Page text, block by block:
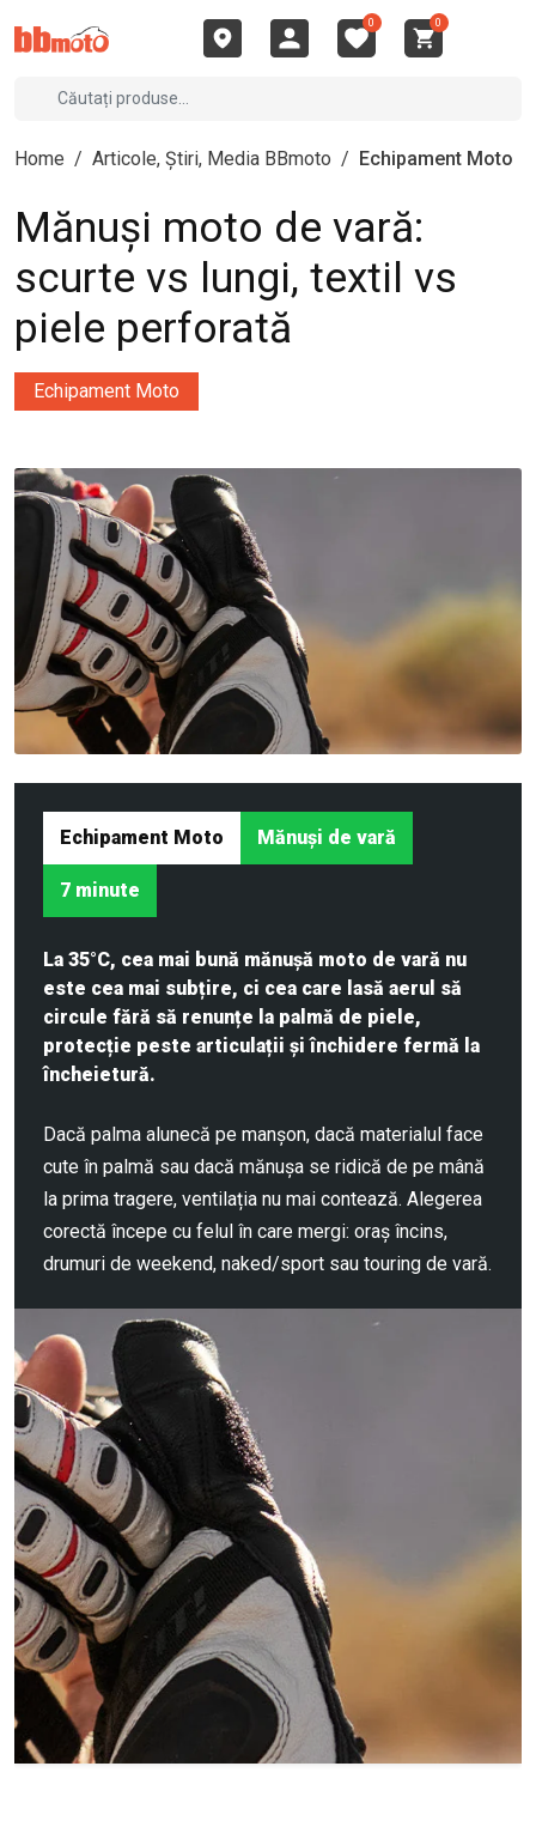
0 0
Home / Articole, Știri, Media BBmoto / Echipament Moto
Mănuși moto de vară:
scurte vs lungi, textil vs
piele perforată
Echipament Moto
Echipament Moto Mănuși de vară
7 minute
La 35°C, cea mai bună mănușă moto de vară nu
este cea mai subțire, ci cea care lasă aerul să
circule fără să renunțe la palmă de piele,
protecție peste articulații și închidere fermă la
încheietură.
Dacă palma alunecă pe manșon, dacă materialul face
cute în palmă sau dacă mănușa se ridică de pe mână
la prima tragere, ventilația nu mai contează. Alegerea
corectă începe cu felul în care mergi: oraș încins,
drumuri de weekend, naked/sport sau touring de vară.